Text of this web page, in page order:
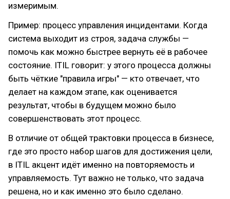
измеримым.
Пример: процесс управления инцидентами. Когда
система выходит из строя, задача службы —
помочь как можно быстрее вернуть её в рабочее
состояние. ITIL говорит: у этого процесса должны
быть чёткие "правила игры" — кто отвечает, что
делает на каждом этапе, как оценивается
результат, чтобы в будущем можно было
совершенствовать этот процесс.
В отличие от общей трактовки процесса в бизнесе,
где это просто набор шагов для достижения цели,
в ITIL акцент идёт именно на повторяемость и
управляемость. Тут важно не только, что задача
решена, но и как именно это было сделано.